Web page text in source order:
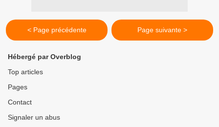
< Page précédente Page suivante >
Hébergé par Overblog
Top articles
Pages
Contact
Signaler un abus